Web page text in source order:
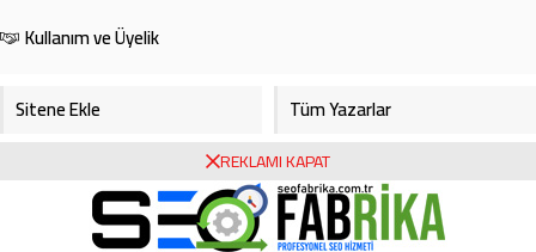
Kullanım ve Üyelik
Sitene Ekle
Tüm Yazarlar
Foto Galeri
Video Galeri
Bursa Haberleri
REKLAMI KAPAT